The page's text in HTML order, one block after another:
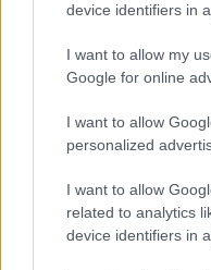
device identifiers in
I want to allow my
Google for online
I want to allow
personalized
I want to allow
related to analytics
device identifiers in